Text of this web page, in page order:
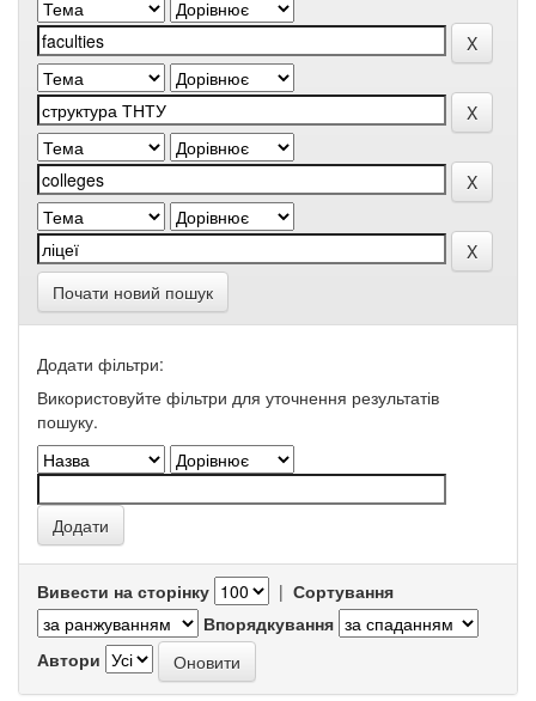
Почати новий пошук
Додати фільтри:
Використовуйте фільтри для уточнення результатів
пошуку.
Вивести на сторінку | Сортування
Впорядкування
Автори